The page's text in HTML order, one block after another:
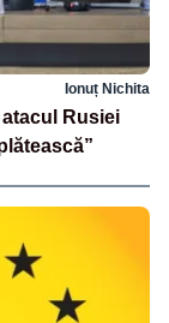
Ionuț Nichita
Rusiei